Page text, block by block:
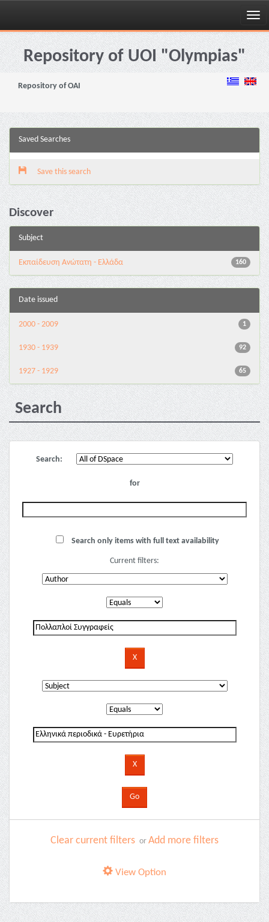
Skip
navigationRepository of UOI "Olympias"
Repository of OAI
Saved Searches
Save this search
Discover
Subject
160
Εκπαίδευση Ανώτατη - Ελλάδα
Date issued
1
2000 - 2009
92
1930 - 1939
65
1927 - 1929
Search
Search:
for
Search only items with full text availability
Current filters:
Clear current filters or Add more filters
View Option